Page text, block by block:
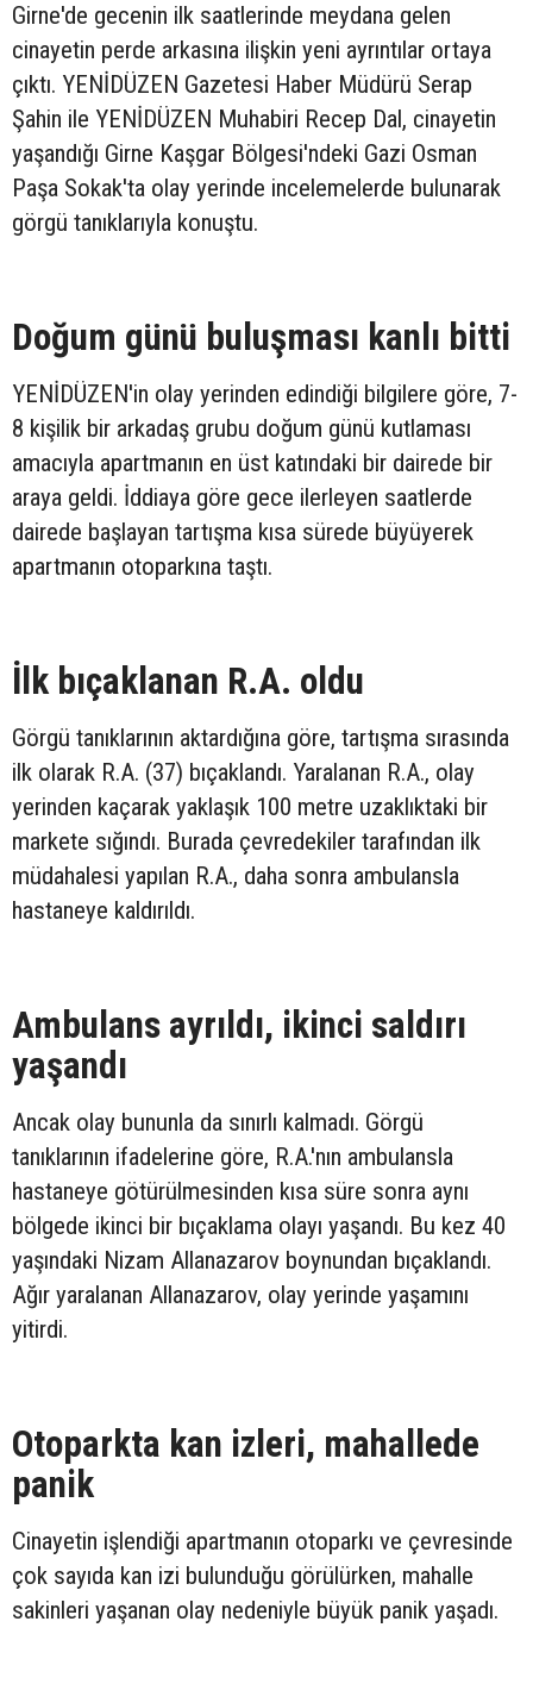
Girne'de gecenin ilk saatlerinde meydana gelen
cinayetin perde arkasına ilişkin yeni ayrıntılar ortaya
çıktı. YENİDÜZEN Gazetesi Haber Müdürü Serap
Şahin ile YENİDÜZEN Muhabiri Recep Dal, cinayetin
yaşandığı Girne Kaşgar Bölgesi'ndeki Gazi Osman
Paşa Sokak'ta olay yerinde incelemelerde bulunarak
görgü tanıklarıyla konuştu.
Doğum günü buluşması kanlı bitti
YENİDÜZEN'in olay yerinden edindiği bilgilere göre, 7-
8 kişilik bir arkadaş grubu doğum günü kutlaması
amacıyla apartmanın en üst katındaki bir dairede bir
araya geldi. İddiaya göre gece ilerleyen saatlerde
dairede başlayan tartışma kısa sürede büyüyerek
apartmanın otoparkına taştı.
İlk bıçaklanan R.A. oldu
Görgü tanıklarının aktardığına göre, tartışma sırasında
ilk olarak R.A. (37) bıçaklandı. Yaralanan R.A., olay
yerinden kaçarak yaklaşık 100 metre uzaklıktaki bir
markete sığındı. Burada çevredekiler tarafından ilk
müdahalesi yapılan R.A., daha sonra ambulansla
hastaneye kaldırıldı.
Ambulans ayrıldı, ikinci saldırı
yaşandı
Ancak olay bununla da sınırlı kalmadı. Görgü
tanıklarının ifadelerine göre, R.A.'nın ambulansla
hastaneye götürülmesinden kısa süre sonra aynı
bölgede ikinci bir bıçaklama olayı yaşandı. Bu kez 40
yaşındaki Nizam Allanazarov boynundan bıçaklandı.
Ağır yaralanan Allanazarov, olay yerinde yaşamını
yitirdi.
Otoparkta kan izleri, mahallede
panik
Cinayetin işlendiği apartmanın otoparkı ve çevresinde
çok sayıda kan izi bulunduğu görülürken, mahalle
sakinleri yaşanan olay nedeniyle büyük panik yaşadı.